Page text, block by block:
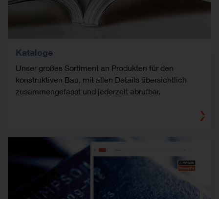
Kataloge
Unser großes Sortiment an Produkten für den
konstruktiven Bau, mit allen Details übersichtlich
zusammengefasst und jederzeit abrufbar.